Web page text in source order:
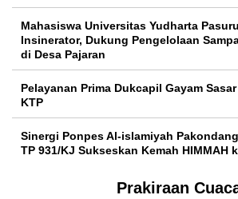
Mahasiswa Universitas Yudharta
Insinerator, Dukung Pengelolaan
di Desa Pajaran
Pelayanan Prima Dukcapil Gayam
KTP
Sinergi Ponpes Al-islamiyah
TP 931/KJ Sukseskan Kemah HIMMAH
Prakiraan